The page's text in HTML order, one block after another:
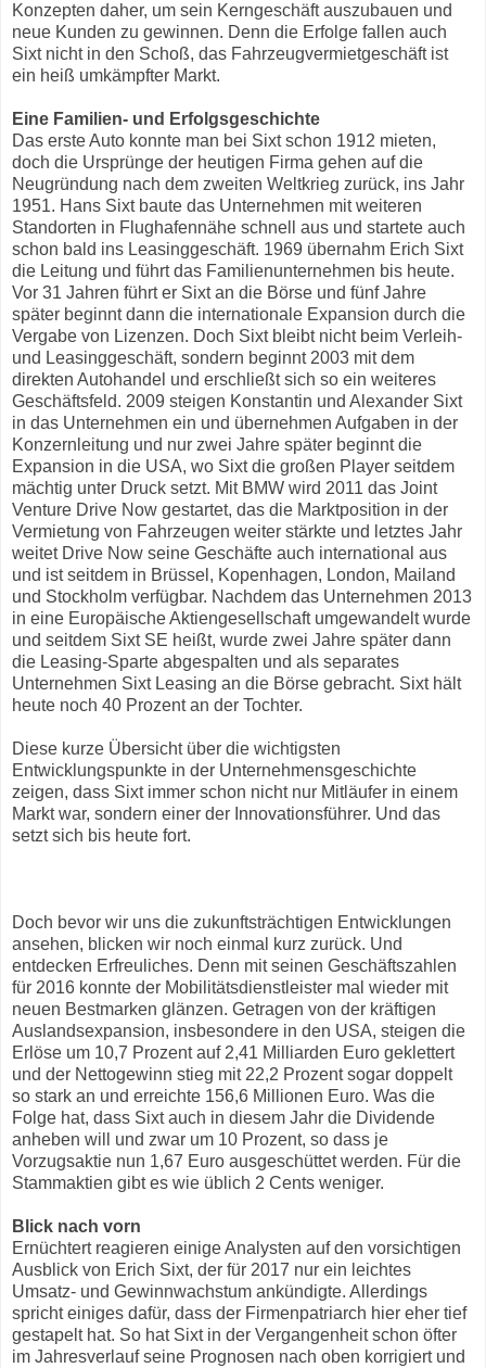
Konzepten daher, um sein Kerngeschäft auszubauen und
neue Kunden zu gewinnen. Denn die Erfolge fallen auch
Sixt nicht in den Schoß, das Fahrzeugvermietgeschäft ist
ein heiß umkämpfter Markt.
Eine Familien- und Erfolgsgeschichte
Das erste Auto konnte man bei Sixt schon 1912 mieten,
doch die Ursprünge der heutigen Firma gehen auf die
Neugründung nach dem zweiten Weltkrieg zurück, ins Jahr
1951. Hans Sixt baute das Unternehmen mit weiteren
Standorten in Flughafennähe schnell aus und startete auch
schon bald ins Leasinggeschäft. 1969 übernahm Erich Sixt
die Leitung und führt das Familienunternehmen bis heute.
Vor 31 Jahren führt er Sixt an die Börse und fünf Jahre
später beginnt dann die internationale Expansion durch die
Vergabe von Lizenzen. Doch Sixt bleibt nicht beim Verleih-
und Leasinggeschäft, sondern beginnt 2003 mit dem
direkten Autohandel und erschließt sich so ein weiteres
Geschäftsfeld. 2009 steigen Konstantin und Alexander Sixt
in das Unternehmen ein und übernehmen Aufgaben in der
Konzernleitung und nur zwei Jahre später beginnt die
Expansion in die USA, wo Sixt die großen Player seitdem
mächtig unter Druck setzt. Mit BMW wird 2011 das Joint
Venture Drive Now gestartet, das die Marktposition in der
Vermietung von Fahrzeugen weiter stärkte und letztes Jahr
weitet Drive Now seine Geschäfte auch international aus
und ist seitdem in Brüssel, Kopenhagen, London, Mailand
und Stockholm verfügbar. Nachdem das Unternehmen 2013
in eine Europäische Aktiengesellschaft umgewandelt wurde
und seitdem Sixt SE heißt, wurde zwei Jahre später dann
die Leasing-Sparte abgespalten und als separates
Unternehmen Sixt Leasing an die Börse gebracht. Sixt hält
heute noch 40 Prozent an der Tochter.
Diese kurze Übersicht über die wichtigsten
Entwicklungspunkte in der Unternehmensgeschichte
zeigen, dass Sixt immer schon nicht nur Mitläufer in einem
Markt war, sondern einer der Innovationsführer. Und das
setzt sich bis heute fort.
Doch bevor wir uns die zukunftsträchtigen Entwicklungen
ansehen, blicken wir noch einmal kurz zurück. Und
entdecken Erfreuliches. Denn mit seinen Geschäftszahlen
für 2016 konnte der Mobilitätsdienstleister mal wieder mit
neuen Bestmarken glänzen. Getragen von der kräftigen
Auslandsexpansion, insbesondere in den USA, steigen die
Erlöse um 10,7 Prozent auf 2,41 Milliarden Euro geklettert
und der Nettogewinn stieg mit 22,2 Prozent sogar doppelt
so stark an und erreichte 156,6 Millionen Euro. Was die
Folge hat, dass Sixt auch in diesem Jahr die Dividende
anheben will und zwar um 10 Prozent, so dass je
Vorzugsaktie nun 1,67 Euro ausgeschüttet werden. Für die
Stammaktien gibt es wie üblich 2 Cents weniger.
Blick nach vorn
Ernüchtert reagieren einige Analysten auf den vorsichtigen
Ausblick von Erich Sixt, der für 2017 nur ein leichtes
Umsatz- und Gewinnwachstum ankündigte. Allerdings
spricht einiges dafür, dass der Firmenpatriarch hier eher tief
gestapelt hat. So hat Sixt in der Vergangenheit schon öfter
im Jahresverlauf seine Prognosen nach oben korrigiert und